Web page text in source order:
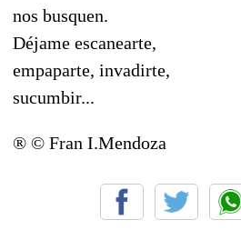
nos busquen.
Déjame escanearte,
empaparte, invadirte,
sucumbir...
® © Fran I.Mendoza